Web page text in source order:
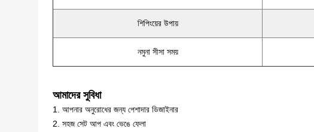
শিপিংয়ের উপায়
নমুনা সীসা সময়
আমাদের সুবিধা
1. আপনার অনুরোধের জন্য পেশাদার ডিজাইনার
2. সহজ সেট আপ এবং ভেঙে ফেলা